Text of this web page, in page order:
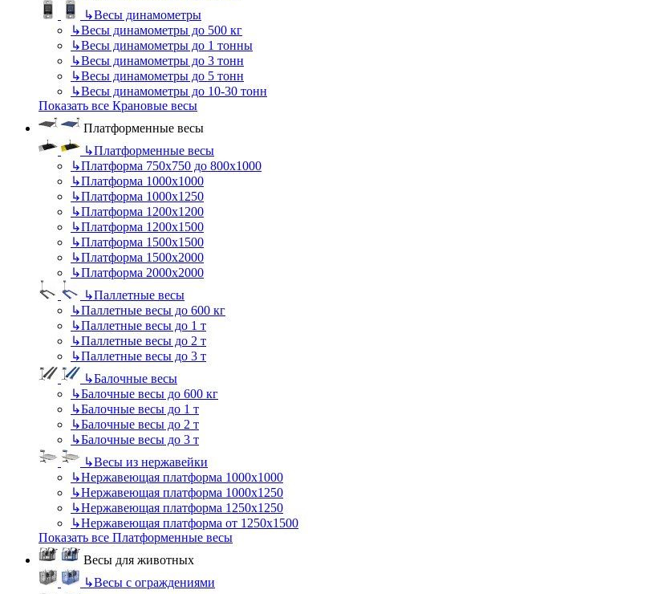
↳Весы динамометры
↳Весы динамометры до 500 кг
↳Весы динамометры до 1 тонны
↳Весы динамометры до 3 тонн
↳Весы динамометры до 5 тонн
↳Весы динамометры до 10-30 тонн
Показать все Крановые весы
Платформенные весы
↳Платформенные весы
↳Платформа 750х750 до 800х1000
↳Платформа 1000х1000
↳Платформа 1000х1250
↳Платформа 1200х1200
↳Платформа 1200х1500
↳Платформа 1500х1500
↳Платформа 1500х2000
↳Платформа 2000х2000
↳Паллетные весы
↳Паллетные весы до 600 кг
↳Паллетные весы до 1 т
↳Паллетные весы до 2 т
↳Паллетные весы до 3 т
↳Балочные весы
↳Балочные весы до 600 кг
↳Балочные весы до 1 т
↳Балочные весы до 2 т
↳Балочные весы до 3 т
↳Весы из нержавейки
↳Нержавеющая платформа 1000х1000
↳Нержавеющая платформа 1000х1250
↳Нержавеющая платформа 1250х1250
↳Нержавеющая платформа от 1250х1500
Показать все Платформенные весы
Весы для животных
↳Весы с ограждениями